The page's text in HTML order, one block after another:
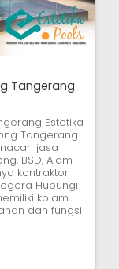
Tangerang
Estetika
Tangerang
jasa
BSD, Alam
kontraktor
Hubungi
kolam
dan fungsi